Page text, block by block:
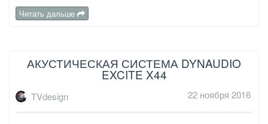
Читать дальше
АКУСТИЧЕСКАЯ СИСТЕМА DYNAUDIO
EXCITE X44
TVdesign 22 ноября 2016